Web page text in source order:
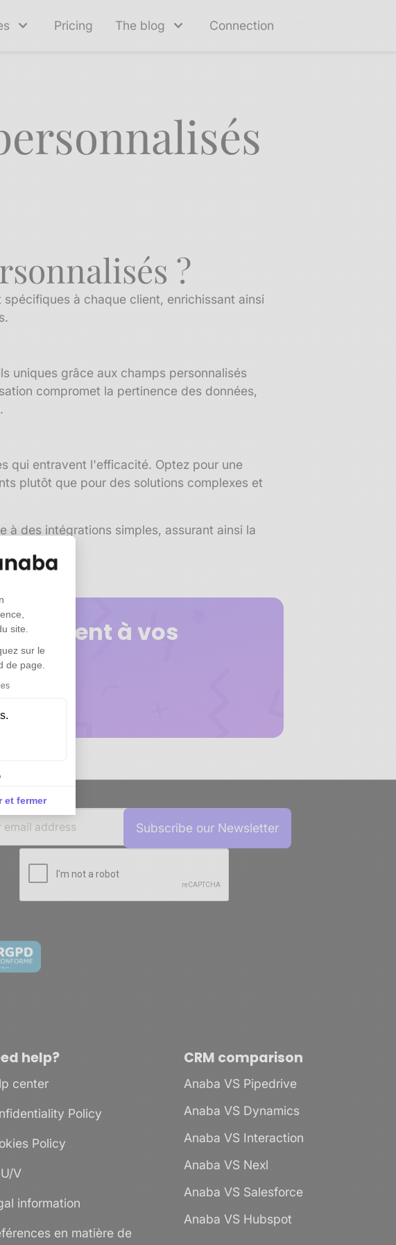
site.
sur le
de page.
et fermer
: Personnalisez vos Options
et de gérer vos paramètres de confidentialité, en garantissant la
Pricing The blog Connection
?
à chaque client, enrichissant ainsi
uniques grâce aux champs personnalisés
compromet la pertinence des données,
qui entravent l'efficacité. Optez pour une
plutôt que pour des solutions complexes et
à des intégrations simples, assurant ainsi la
à vos
help?
center
Policy
Policy
V
information
en matière de
CRM comparison
Anaba VS Pipedrive
Anaba VS Dynamics
Anaba VS Interaction
Anaba VS Nexl
Anaba VS Salesforce
Anaba VS Hubspot